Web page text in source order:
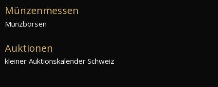
Münzenmessen
Münzbörsen
Auktionen
kleiner Auktionskalender Schweiz